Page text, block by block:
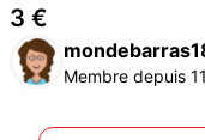
3 €
Membre depuis